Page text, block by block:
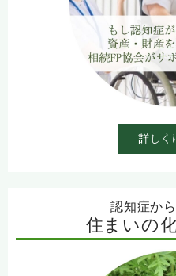
詳しく
認知症か
住まいの